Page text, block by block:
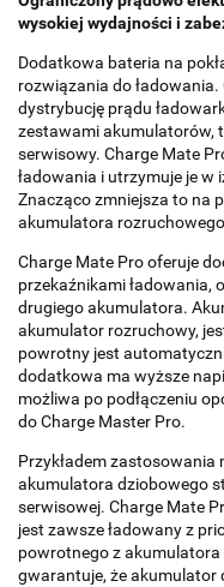
wysokiej wydajności i
Dodatkowa bateria na
rozwiązania do
dystrybucję prądu
zestawami akumulatorów,
serwisowy. Charge Mate
ładowania i utrzymuje je w
Znacząco zmniejsza to na
akumulatora
Charge Mate Pro oferuje
przekaźnikami ładowania,
drugiego akumulatora.
akumulator rozruchowy,
powrotny jest
dodatkowa ma wyższe
możliwa po podłączeniu
do Charge Master Pro.
Przykładem zastosowania
akumulatora dziobowego
serwisowej. Charge Mate
jest zawsze ładowany z
powrotnego z
gwarantuje, że akumulator